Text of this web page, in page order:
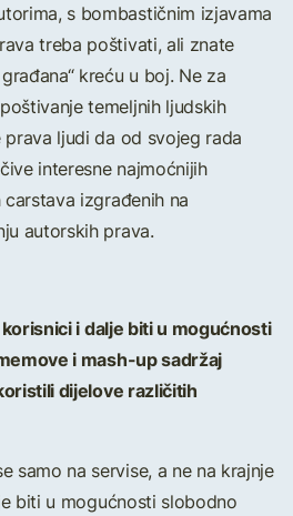
s bombastičnim izjavama
treba poštivati, ali znate
kreću u boj. Ne za
temeljnih ljudskih
ljudi da od svojeg rada
interesne najmoćnijih
izgrađenih na
autorskih prava.
i dalje biti u mogućnosti
i mash-up sadržaj
dijelove različitih
samo na servise, a ne na krajnje
biti u mogućnosti slobodno